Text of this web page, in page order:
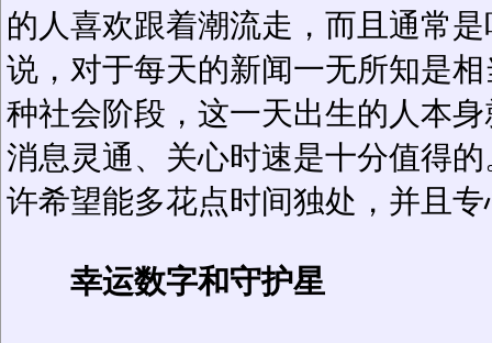
的人喜欢跟着潮流走，而且通常
说，对于每天的新闻一无所知是
种社会阶段，这一天出生的人本
消息灵通、关心时速是十分值得
许希望能多花点时间独处，并且
幸运数字和守护星